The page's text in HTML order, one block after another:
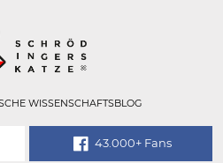
WISSENSCHAFTSBLOG
43.000+ Fans